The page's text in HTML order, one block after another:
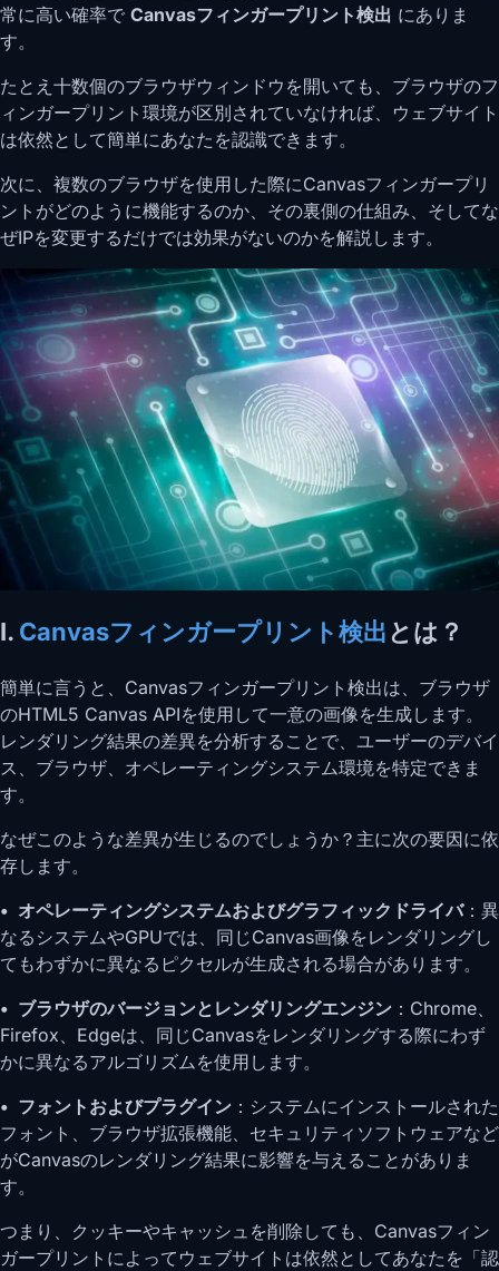
常に高い確率で Canvasフィンガープリント検出 にありま
す。
たとえ十数個のブラウザウィンドウを開いても、ブラウザのフ
ィンガープリント環境が区別されていなければ、ウェブサイト
は依然として簡単にあなたを認識できます。
次に、複数のブラウザを使用した際にCanvasフィンガープリ
ントがどのように機能するのか、その裏側の仕組み、そしてな
ぜIPを変更するだけでは効果がないのかを解説します。
I. Canvasフィンガープリント検出とは？
簡単に言うと、Canvasフィンガープリント検出は、ブラウザ
のHTML5 Canvas APIを使用して一意の画像を生成します。
レンダリング結果の差異を分析することで、ユーザーのデバイ
ス、ブラウザ、オペレーティングシステム環境を特定できま
す。
なぜこのような差異が生じるのでしょうか？主に次の要因に依
存します。
• オペレーティングシステムおよびグラフィックドライバ：異
なるシステムやGPUでは、同じCanvas画像をレンダリングし
てもわずかに異なるピクセルが生成される場合があります。
• ブラウザのバージョンとレンダリングエンジン ：Chrome、
Firefox、Edgeは、同じCanvasをレンダリングする際にわず
かに異なるアルゴリズムを使用します。
• フォントおよびプラグイン ：システムにインストールされた
フォント、ブラウザ拡張機能、セキュリティソフトウェアなど
がCanvasのレンダリング結果に影響を与えることがありま
す。
つまり、クッキーやキャッシュを削除しても、Canvasフィン
ガープリントによってウェブサイトは依然としてあなたを「認